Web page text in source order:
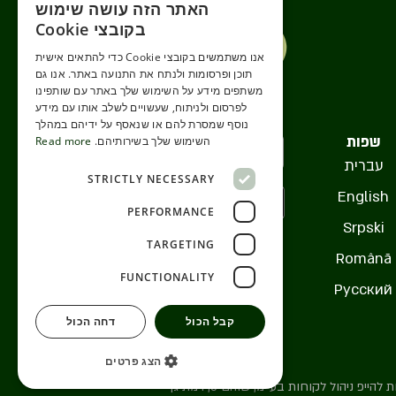
שפות
עברית
English
Srpski
Română
Русский
ניהול לקוחות בע''מ, שוהם 5, רמת גן
ENGLISH
SERBIA
HEBREW
RUSSIAN
SERBIAN-2
האתר הזה עושה שימוש
בקובצי Cookie
אנו משתמשים בקובצי Cookie כדי להתאים אישית
תוכן ופרסומות ולנתח את התנועה באתר. אנו גם
משתפים מידע על השימוש שלך באתר עם שותפינו
לפרסום ולניתוח, שעשויים לשלב אותו עם מידע
נוסף שמסרת להם או שנאסף על ידיהם במהלך
השימוש שלך בשירותיהם. Read more
STRICTLY NECESSARY
PERFORMANCE
TARGETING
FUNCTIONALITY
קבל הכול דחה הכול
הצג פרטים